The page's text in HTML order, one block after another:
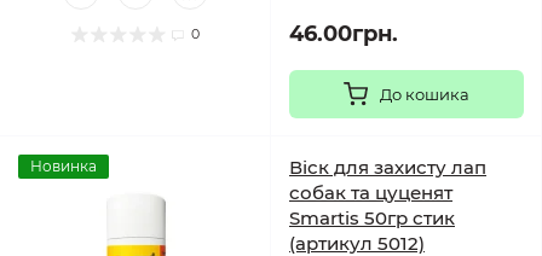
0 46.00грн.
До кошика
Новинка
Віск для захисту лап
собак та цуценят
Smartis 50гр стик
(артикул 5012)